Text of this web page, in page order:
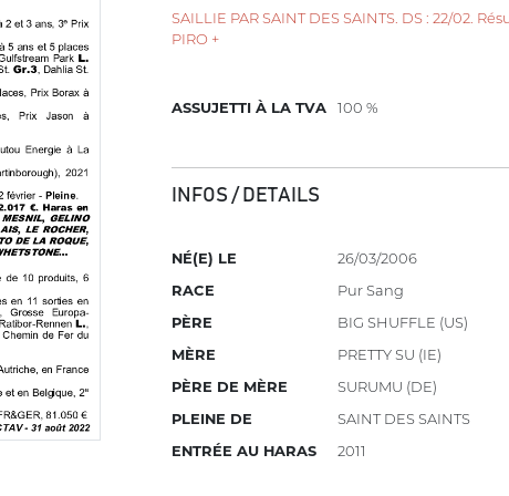
SAILLIE PAR SAINT DES SAINTS. DS : 22/02.
PIRO +
ASSUJETTI À LA TVA 100 %
INFOS / DETAILS
NÉ(E) LE
26/03/2006
RACE
Pur Sang
PÈRE
BIG SHUFFLE (US)
MÈRE
PRETTY SU (IE)
PÈRE DE MÈRE
SURUMU (DE)
PLEINE DE
SAINT DES SAINTS
ENTRÉE AU HARAS
2011